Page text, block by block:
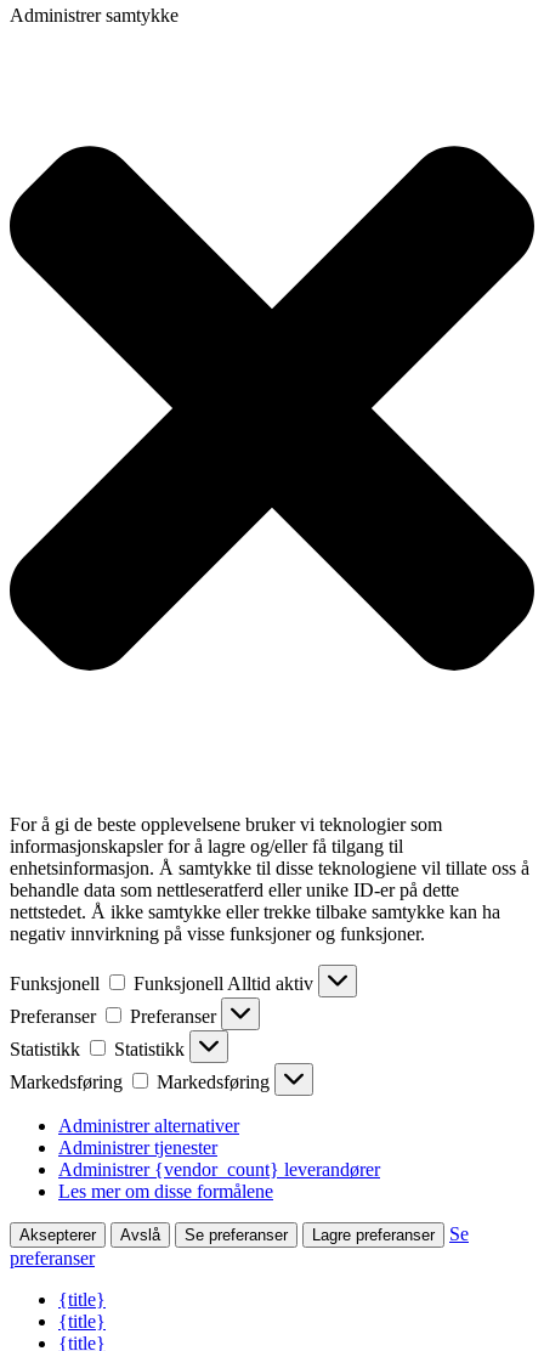
Administrer samtykke
For å gi de beste opplevelsene bruker vi teknologier som
informasjonskapsler for å lagre og/eller få tilgang til
enhetsinformasjon. Å samtykke til disse teknologiene vil tillate oss å
behandle data som nettleseratferd eller unike ID-er på dette
nettstedet. Å ikke samtykke eller trekke tilbake samtykke kan ha
negativ innvirkning på visse funksjoner og funksjoner.
Funksjonell Funksjonell Alltid aktiv
Preferanser
Preferanser
Statistikk
Statistikk
Markedsføring
Markedsføring
Administrer alternativer
Administrer tjenester
Administrer {vendor_count} leverandører
Les mer om disse formålene
Aksepterer Avslå Se preferanser Lagre preferanser
Se
preferanser
{title}
{title}
{title}